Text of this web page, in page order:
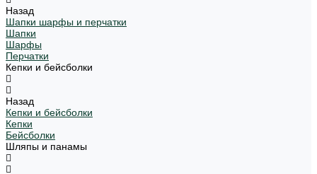
Назад
Шапки шарфы и перчатки
Шапки
Шарфы
Перчатки
Кепки и бейсболки
Назад
Кепки и бейсболки
Кепки
Бейсболки
Шляпы и панамы